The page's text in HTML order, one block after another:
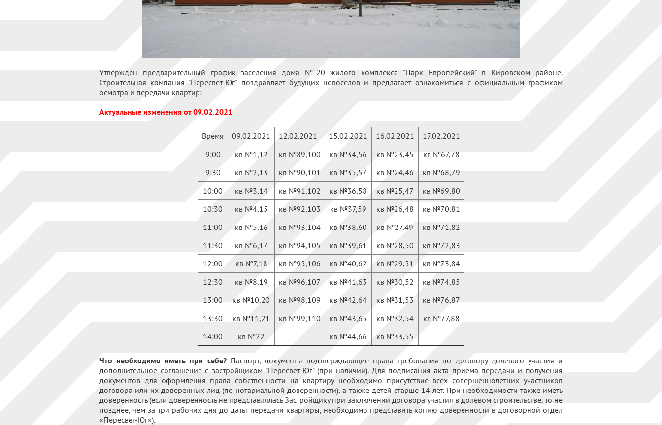
Утвержден предварительный график заселения дома №20 жилого комплекса "Парк Европейский" в Кировском районе.
Строительная компания "Пересвет-Юг" поздравляет будущих новоселов и предлагает ознакомиться с официальным графиком
осмотра и передачи квартир:
Актуальные изменения от 09.02.2021
Время 09.02.2021 12.02.2021 15.02.2021 16.02.2021
17.02.2021
9:00
кв №1,12 кв №89,100 кв №34,56 кв №23,45
кв №67,78
9:30
кв №2,13 кв №90,101 кв №35,57 кв №24,46
кв №68,79
10:00
кв №3,14 кв №91,102 кв №36,58 кв №25,47
кв №69,80
10:30
кв №4,15 кв №92,103 кв №37,59 кв №26,48
кв №70,81
11:00
кв №5,16 кв №93,104 кв №38,60 кв №27,49
кв №71,82
11:30
кв №6,17 кв №94,105 кв №39,61 кв №28,50
кв №72,83
12:00
кв №7,18 кв №95,106 кв №40,62 кв №29,51
кв №73,84
12:30
кв №8,19 кв №96,107 кв №41,63 кв №30,52
кв №74,85
13:00
кв №10,20 кв №98,109 кв №42,64 кв №31,53
кв №76,87
13:30
кв №11,21 кв №99,110 кв №43,65 кв №32,54
кв №77,88
14:00
кв №22 - кв №44,66 кв №33,55 -
Что необходимо иметь при себе?Паспорт, документы подтверждающие права требования по договору долевого участия и
дополнительное соглашение с застройщиком "Пересвет-Юг" (при наличии). Для подписания акта приема-передачи и получения
документов для оформления права собственности на квартиру необходимо присутствие всех совершеннолетних участников
договора или их доверенных лиц (по нотариальной доверенности), а также детей старше 14 лет. При необходимости также иметь
доверенность (если доверенность не представлялась Застройщику при заключении договора участия в долевом строительстве, то не
позднее, чем за три рабочих дня до даты передачи квартиры, необходимо представить копию доверенности в договорной отдел
«Пересвет-Юг»).